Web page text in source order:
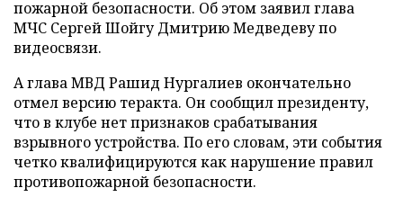
пожарной безопасности. Об этом заявил глава
МЧС Сергей Шойгу Дмитрию Медведеву по
видеосвязи.
А глава МВД Рашид Нургалиев окончательно
отмел версию теракта. Он сообщил президенту,
что в клубе нет признаков срабатывания
взрывного устройства. По его словам, эти события
четко квалифицируются как нарушение правил
противопожарной безопасности.